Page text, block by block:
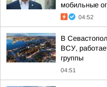
мобильные
04:52
В
ВСУ,
группы
04:51